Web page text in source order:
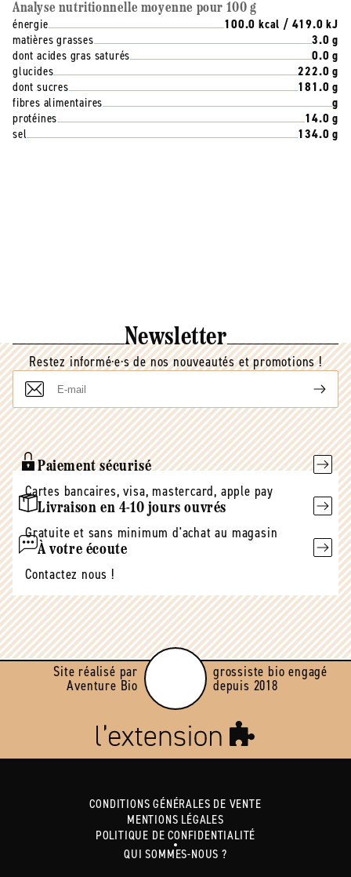
Analyse nutritionnelle moyenne pour 100 g
énergie
100.0 kcal / 419.0 kJ
matières grasses
3.0 g
dont acides gras saturés
0.0 g
glucides
222.0 g
dont sucres
181.0 g
fibres alimentaires
g
protéines
14.0 g
sel
134.0 g
Newsletter
Restez informé·e·s de nos nouveautés et promotions !
E-
mail
Paiement sécurisé
Cartes bancaires, visa, mastercard, apple pay
Livraison en 4-10 jours ouvrés
Gratuite et sans minimum d'achat au magasin
À votre écoute
Contactez nous !
Site réalisé par
Aventure Bio
grossiste bio engagé
depuis 2018
CONDITIONS GÉNÉRALES DE VENTE
MENTIONS LÉGALES
POLITIQUE DE CONFIDENTIALITÉ
QUI SOMMES-NOUS ?